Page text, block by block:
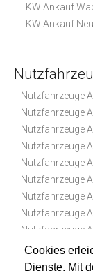
Cookies
Dienste. Mit
LKW Ankauf
LKW Ankauf
Nutzfahrzeuge
Nutzfahrzeuge
Nutzfahrzeuge
Nutzfahrzeuge
Nutzfahrzeuge
Nutzfahrzeuge
Nutzfahrzeuge
Nutzfahrzeuge
Nutzfahrzeuge
Nutzfahrzeuge